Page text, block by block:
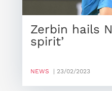
Zerbin hails
spirit’
NEWS | 23/02/2023